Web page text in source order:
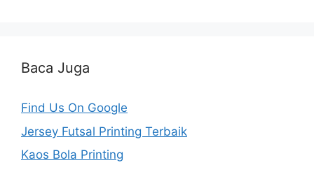
Baca Juga
Find Us On Google
Jersey Futsal Printing Terbaik
Kaos Bola Printing